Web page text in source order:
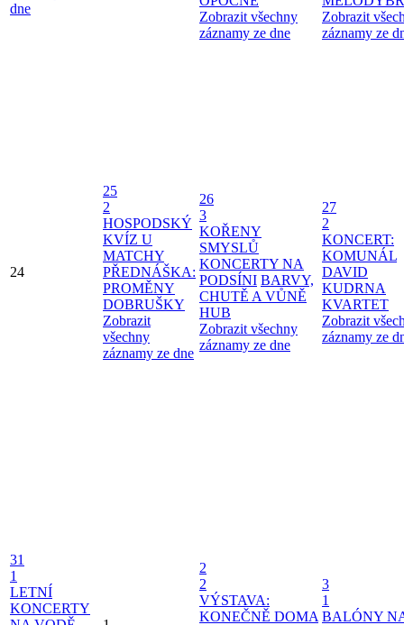
dne
Zobrazit všechny
záznamy ze dne
Zobrazit
záznamy ze
24
25
2
HOSPODSKÝ
KVÍZ U
MATCHY
PŘEDNÁŠKA:
PROMĚNY
DOBRUŠKY
Zobrazit
všechny
záznamy ze dne
26
3
KOŘENY
SMYSLŮ
KONCERTY NA
PODSÍNI BARVY,
CHUTĚ A VŮNĚ
HUB
Zobrazit všechny
záznamy ze dne
27
2
KONCERT:
KOMUNÁL
DAVID
KUDRNA
KVARTET
Zobrazit
záznamy ze
31
1
LETNÍ
KONCERTY
2
2
VÝSTAVA:
KONEČNĚ DOMA
3
1
BALÓNY